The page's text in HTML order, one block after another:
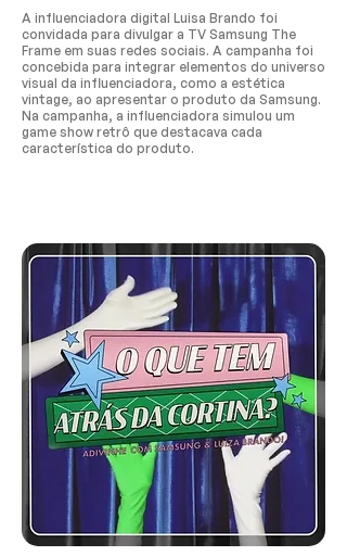
A influenciadora digital Luisa Brando foi
convidada para divulgar a TV Samsung The
Frame em suas redes sociais. A campanha foi
concebida para integrar elementos do universo
visual da influenciadora, como a estética
vintage, ao apresentar o produto da Samsung.
Na campanha, a influenciadora simulou um
game show retrô que destacava cada
característica do produto.